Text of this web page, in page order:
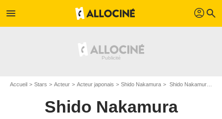
menu profil search
Accueil Stars Acteur Acteur japonais Shido Nakamura Shido Nakamura : Films et séries online
Shido Nakamura